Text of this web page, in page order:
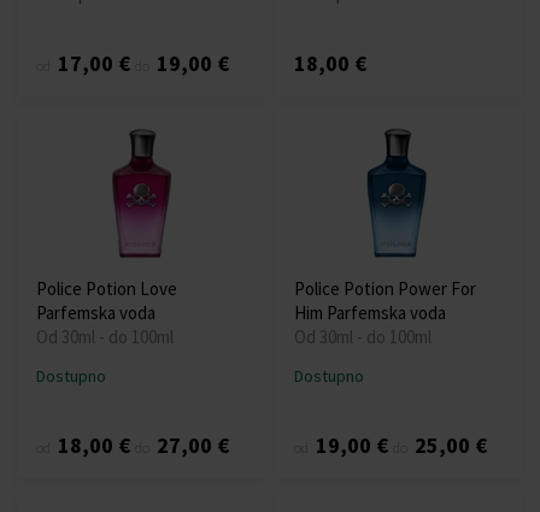
17,00 € 19,00 € 18,00 €
Police Potion Love
Parfemska voda
Od 30ml - do 100ml
Dostupno
18,00 € 27,00 €
Police Potion Power For
Him Parfemska voda
Od 30ml - do 100ml
Dostupno
19,00 € 25,00 €